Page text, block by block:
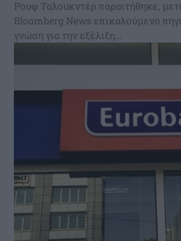
Ρουφ Ταλουκντέρ παραιτήθηκε,
Bloomberg News επικαλούμενο
γνώση για την εξέλιξη...